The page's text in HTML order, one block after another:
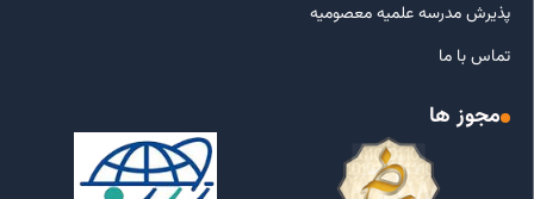
پذیرش مدرسه علمیه معصومیه
تماس با ما
مجوز ها